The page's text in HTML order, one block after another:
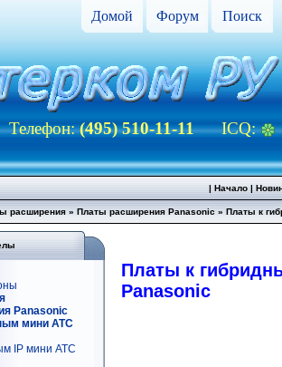
Домой Форум Поиск
Телефон:(495) 510-11-11ICQ:
| Начало|
расширения » Платы расширения Panasonic » Платы к
Panasonic
мини АТС
IP мини АТС
Платы к
Panasonic